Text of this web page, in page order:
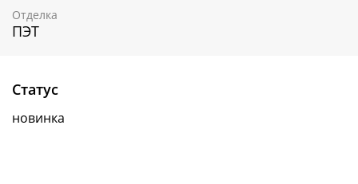
Отделка
ПЭТ
Статус
новинка